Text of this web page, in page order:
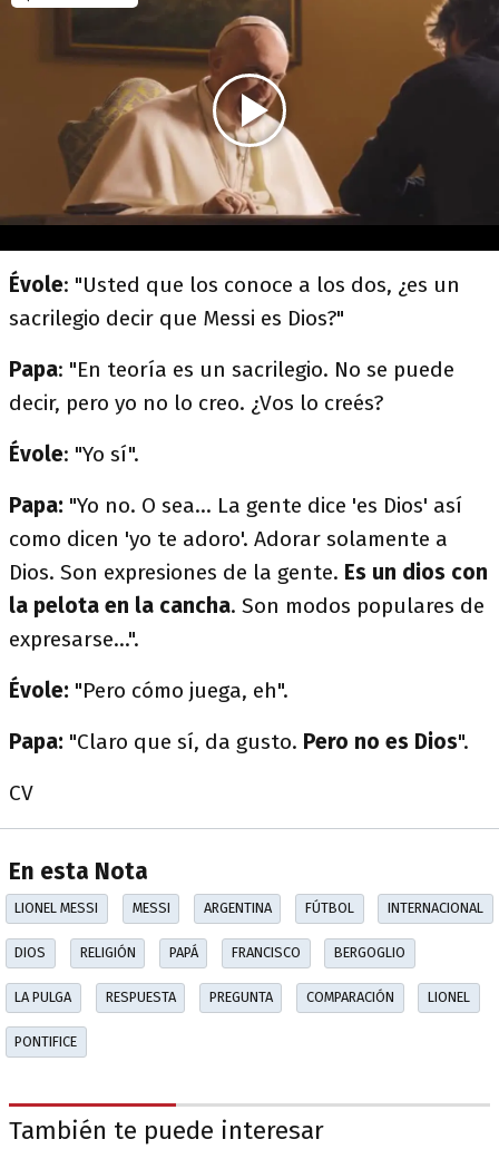
Évole: "Usted que los conoce a los dos, ¿es un
sacrilegio decir que Messi es Dios?"
Papa: "En teoría es un sacrilegio. No se puede
decir, pero yo no lo creo. ¿Vos lo creés?
Évole: "Yo sí".
Papa: "Yo no. O sea... La gente dice 'es Dios' así
como dicen 'yo te adoro'. Adorar solamente a
Dios. Son expresiones de la gente. Es un dios con
la pelota en la cancha. Son modos populares de
expresarse...".
Évole: "Pero cómo juega, eh".
Papa: "Claro que sí, da gusto. Pero no es Dios".
CV
En esta Nota
LIONEL MESSI MESSI ARGENTINA FÚTBOL INTERNACIONAL
DIOS RELIGIÓN PAPÁ FRANCISCO BERGOGLIO
LA PULGA RESPUESTA PREGUNTA COMPARACIÓN LIONEL
PONTIFICE
También te puede interesar